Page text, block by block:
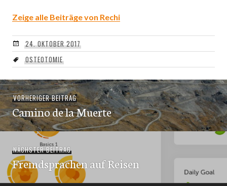
Zeige alle Beiträge von Rechi
24. OKTOBER 2017
OSTEOTOMIE
Beitragsnavigation
VORHERIGER BEITRAGVorheriger
Beitrag:
Camino de la Muerte
NÄCHSTER BEITRAGNächster
Beitrag:
Fremdsprachen auf Reisen